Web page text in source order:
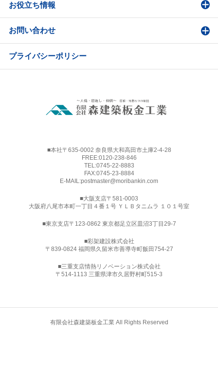
お役立ち情報
お問い合わせ
プライバシーポリシー
■本社〒635-0002 奈良県大和高田市土庫2-4-28
FREE:0120-238-846
TEL:0745-22-8883
FAX:0745-23-8884
E-MAIL:postmaster@moribankin.com
■大阪支店〒581-0003
大阪府八尾市本町一丁目４番１号 ＹＬＢタニムラ １０１号室
■東京支店〒123-0862 東京都足立区皿沼3丁目29-7
■彩架建設株式会社
〒839-0824 福岡県久留米市善導寺町飯田754-27
■三重支店情熱リノベーション株式会社
〒514-1113 三重県津市久居野村町515-3
有限会社森建築板金工業 All Rights Reserved